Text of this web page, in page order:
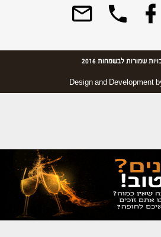
שמורות לבשמחות 2016
Design and Development